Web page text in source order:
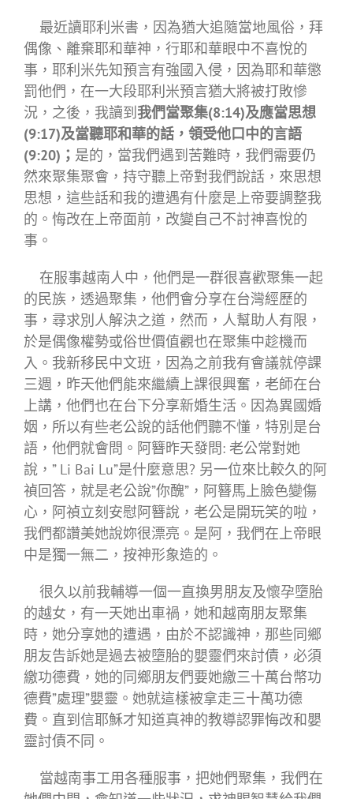
最近讀耶利米書，因為猶大追隨當地風俗，拜
偶像、離棄耶和華神，行耶和華眼中不喜悅的
事，耶利米先知預言有強國入侵，因為耶和華懲
罰他們，在一大段耶利米預言猶大將被打敗慘
況，之後，我讀到 我們當聚集(8:14)及應當思想
(9:17)及當聽耶和華的話，領受他口中的言語
(9:20)； 是的，當我們遇到苦難時，我們需要仍
然來聚集聚會，持守聽上帝對我們說話，來思想
思想，這些話和我的遭遇有什麼是上帝要調整我
的。悔改在上帝面前，改變自己不討神喜悅的
事。
在服事越南人中，他們是一群很喜歡聚集一起
的民族，透過聚集，他們會分享在台灣經歷的
事，尋求別人解決之道，然而，人幫助人有限，
於是偶像權勢或俗世價值觀也在聚集中趁機而
入。我新移民中文班，因為之前我有會議就停課
三週，昨天他們能來繼續上課很興奮，老師在台
上講，他們也在台下分享新婚生活。因為異國婚
姻，所以有些老公說的話他們聽不懂，特別是台
語，他們就會問。阿簪昨天發問: 老公常對她
說，” Li Bai Lu”是什麼意思? 另一位來比較久的阿
禎回答，就是老公說”你醜”，阿簪馬上臉色變傷
心，阿禎立刻安慰阿簪說，老公是開玩笑的啦，
我們都讚美她說妳很漂亮。是阿，我們在上帝眼
中是獨一無二，按神形象造的。
很久以前我輔導一個一直換男朋友及懷孕墮胎
的越女，有一天她出車禍，她和越南朋友聚集
時，她分享她的遭遇，由於不認識神，那些同鄉
朋友告訴她是過去被墮胎的嬰靈們來討債，必須
繳功德費，她的同鄉朋友們要她繳三十萬台幣功
德費”處理”嬰靈。她就這樣被拿走三十萬功德
費。直到信耶穌才知道真神的教導認罪悔改和嬰
靈討債不同。
當越南事工用各種服事，把她們聚集，我們在